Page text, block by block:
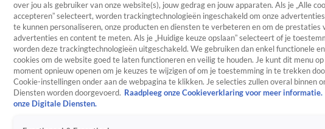
Uitzending bijwonen
over jou als gebruiker van onze website(s), jouw gedrag en jouw apparaten. Als je „Alle
accepteren” selecteert, worden trackingtechnologieën ingeschakeld om onze
te kunnen personaliseren, onze producten en diensten te verbeteren en om de prestaties
advertenties en content te meten. Als je „Huidige keuze opslaan” selecteert of je
worden deze trackingtechnologieën uitgeschakeld. We gebruiken dan enkel functionele
cookies om de website goed te laten functioneren en veilig te houden. Je kunt dit menu
moment opnieuw openen om je keuzes te wijzigen of om je toestemming in te trekken
Cookie-instellingen onder aan de webpagina te klikken. Je selecties zullen overal binnen
Diensten worden doorgevoerd. Raadpleeg onze Cookieverklaring voor meer informatie.
onze Digitale Diensten.